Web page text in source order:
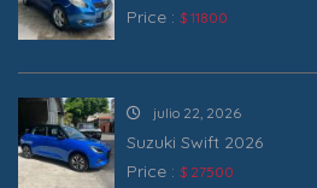
Price : $ 11800
julio 22, 2026
Suzuki Swift 2026
Price : $ 27500